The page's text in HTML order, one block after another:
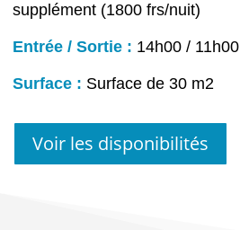
supplément (1800 frs/nuit)
Entrée / Sortie : 14h00 / 11h00
Surface : Surface de 30 m2
Voir les disponibilités